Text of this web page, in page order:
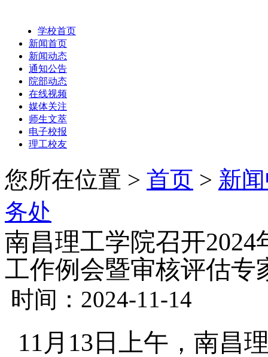
学校首页
新闻首页
新闻动态
通知公告
院部动态
在线视频
媒体关注
师生文萃
电子校报
理工校友
您所在位置 > 首页 > 新
务处
南昌理工学院召开
工作例会暨审核评估专
时间：2024-11-14
11月13日上午，南昌